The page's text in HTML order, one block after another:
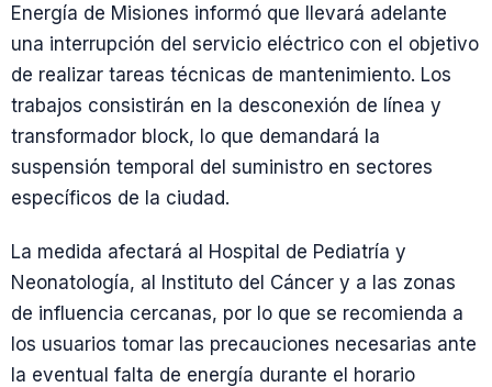
Energía de Misiones informó que llevará adelante
una interrupción del servicio eléctrico con el objetivo
de realizar tareas técnicas de mantenimiento. Los
trabajos consistirán en la desconexión de línea y
transformador block, lo que demandará la
suspensión temporal del suministro en sectores
específicos de la ciudad.
La medida afectará al Hospital de Pediatría y
Neonatología, al Instituto del Cáncer y a las zonas
de influencia cercanas, por lo que se recomienda a
los usuarios tomar las precauciones necesarias ante
la eventual falta de energía durante el horario